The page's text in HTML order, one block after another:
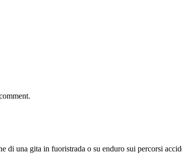
di una gita in fuoristrada o su enduro sui percorsi